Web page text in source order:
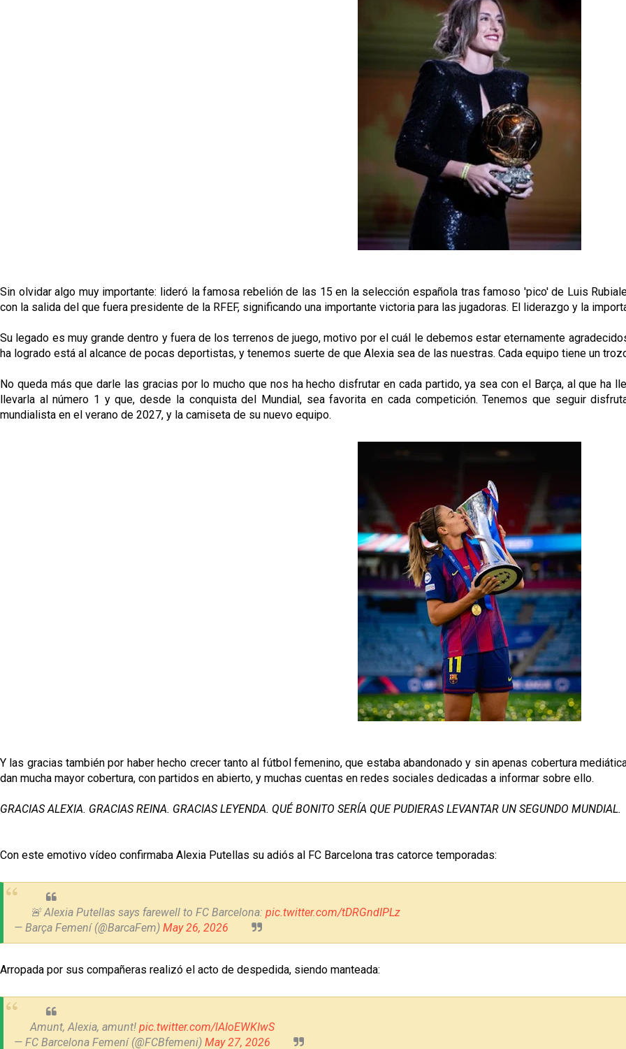
Sin olvidar algo muy importante: lideró la famosa rebelión de las 15 en la selección española tras famoso 'pico' de Luis
con la salida del que fuera presidente de la RFEF, significando una importante victoria para las jugadoras. El liderazgo y la
Su legado es muy grande dentro y fuera de los terrenos de juego, motivo por el cuál le debemos estar eternamente
ha logrado está al alcance de pocas deportistas, y tenemos suerte de que Alexia sea de las nuestras. Cada equipo tiene un
No queda más que darle las gracias por lo mucho que nos ha hecho disfrutar en cada partido, ya sea con el Barça, al que ha
llevarla al número 1 y que, desde la conquista del Mundial, sea favorita en cada competición. Tenemos que seguir
mundialista en el verano de 2027, y la camiseta de su nuevo equipo.
Y las gracias también por haber hecho crecer tanto al fútbol femenino, que estaba abandonado y sin apenas cobertura
dan mucha mayor cobertura, con partidos en abierto, y muchas cuentas en redes sociales dedicadas a informar sobre ello.
GRACIAS ALEXIA. GRACIAS REINA. GRACIAS LEYENDA. QUÉ BONITO SERÍA QUE PUDIERAS LEVANTAR UN SEGUNDO MUNDIAL.
Con este emotivo vídeo confirmaba Alexia Putellas su adiós al FC Barcelona tras catorce temporadas:
🚨 Alexia Putellas says farewell to FC Barcelona: pic.twitter.com/tDRGndIPLz
— Barça Femení (@BarcaFem) May 26, 2026
Arropada por sus compañeras realizó el acto de despedida, siendo manteada:
Amunt, Alexia, amunt! pic.twitter.com/lAIoEWKIwS
— FC Barcelona Femení (@FCBfemeni) May 27, 2026